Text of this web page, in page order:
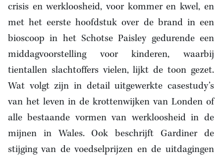
crisis en werkloosheid, voor kommer en kwel, en
met het eerste hoofdstuk over de brand in een
bioscoop in het Schotse Paisley gedurende een
middagvoorstelling voor kinderen, waarbij
tientallen slachtoffers vielen, lijkt de toon gezet.
Wat volgt zijn in detail uitgewerkte casestudy’s
van het leven in de krottenwijken van Londen of
alle bestaande vormen van werkloosheid in de
mijnen in Wales. Ook beschrijft Gardiner de
stijging van de voedselprijzen en de uitdagingen